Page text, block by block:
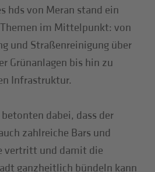
hds von Meran stand ein
im Mittelpunkt: von
und Straßenreinigung über
Grünanlagen bis hin zu
Infrastruktur.
dabei, dass der
zahlreiche Bars und
vertritt und damit die
ganzheitlich bündeln kann